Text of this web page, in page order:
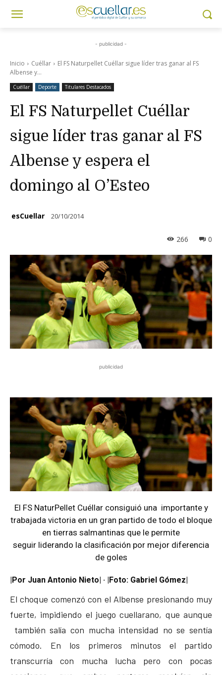
- publicidad -
Inicio Cuéllar
El FS Naturpellet Cuéllar sigue líder tras ganar al FS
Albense y...
Cuéllar Deporte Titulares Destacados
El FS Naturpellet Cuéllar
sigue líder tras ganar al FS
Albense y espera el
domingo al O’Esteo
esCuellar 20/10/2014
0
266
publicidad
El FS NaturPellet Cuéllar consiguió una importante y
trabajada victoria en un gran partido de todo el bloque
en tierras salmantinas que le permite
seguir liderando la clasificación por mejor diferencia
de goles
|Por Juan Antonio Nieto| · |Foto: Gabriel Gómez|
El choque comenzó con el Albense presionando muy
fuerte, impidiendo el juego cuellarano, que aunque
también salía con mucha intensidad no se sentía
cómodo. En los primeros minutos el partido
transcurría con mucha lucha pero con pocas